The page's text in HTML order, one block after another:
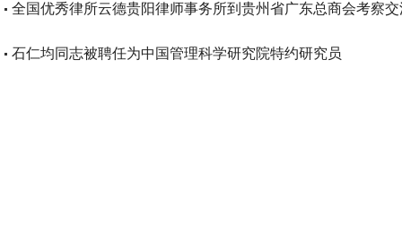
全国优秀律所云德贵阳律师事务所到贵州省广东总商会考察
石仁均同志被聘任为中国管理科学研究院特约研究员